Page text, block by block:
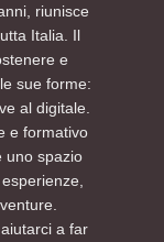
riunisce
Italia. Il
e
sue forme:
al digitale.
e formativo
uno spazio
a far